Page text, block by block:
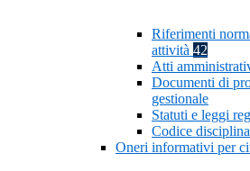
Riferimenti
attività 42
Atti
Documenti di
gestionale
Statuti e leggi
Codice
Oneri informativi per